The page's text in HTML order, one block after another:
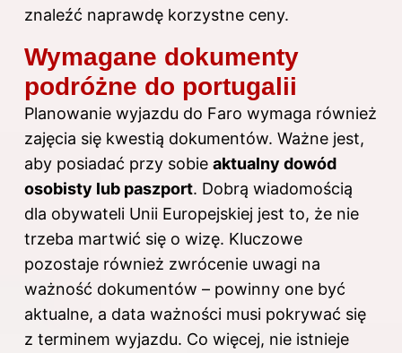
znaleźć naprawdę korzystne ceny.
Wymagane dokumenty
podróżne do portugalii
Planowanie wyjazdu do Faro wymaga również
zajęcia się kwestią dokumentów. Ważne jest,
aby posiadać przy sobie aktualny dowód
osobisty lub paszport. Dobrą wiadomością
dla obywateli Unii Europejskiej jest to, że nie
trzeba martwić się o wizę. Kluczowe
pozostaje również zwrócenie uwagi na
ważność dokumentów – powinny one być
aktualne, a data ważności musi pokrywać się
z terminem wyjazdu. Co więcej, nie istnieje